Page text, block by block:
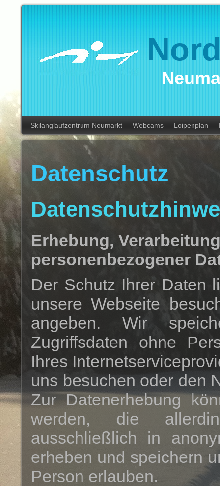
Skilanglaufzentrum Neumarkt Webcams Loipenplan
Datenschutz
Erhebung,
personenbezogener
Der Schutz Ihrer Daten
unsere Webseite
angeben. Wir
Zugriffsdaten ohne
Ihres
uns besuchen oder den
Zur Datenerhebung
werden, die
ausschließlich in
erheben und speichern
Person erlauben.